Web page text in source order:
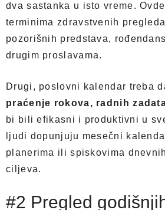
dva sastanka u isto vreme.
terminima zdravstvenih
pozorišnih predstava,
drugim proslavama.
Drugi, poslovni kalendar treba
praćenje rokova, radnih
bi bili efikasni i produktivni u
ljudi dopunjuju mesečni
planerima ili spiskovima
ciljeva.
#2 Pregled